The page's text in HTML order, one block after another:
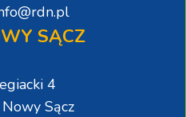
SĄCZ
4
Sącz